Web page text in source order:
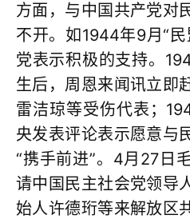
方面，与中国共产党对
不开。如1944年9月“
党表示积极的支持。
生后，周恩来闻讯立即
雷洁琼等受伤代表；
央发表评论表示愿意与
“携手前进”。4月27日
请中国民主社会党领导
始人许德珩等来解放区